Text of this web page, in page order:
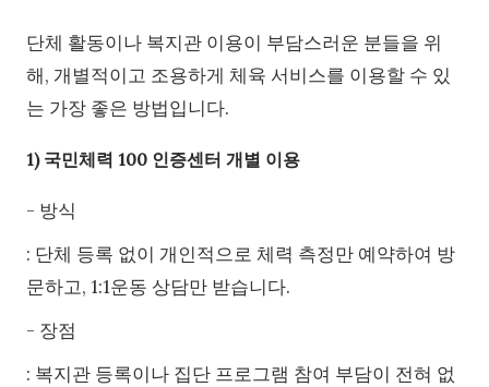
단체 활동이나 복지관 이용이 부담스러운 분들을 위
해, 개별적이고 조용하게 체육 서비스를 이용할 수 있
는 가장 좋은 방법입니다.
1) 국민체력 100 인증센터 개별 이용
- 방식
: 단체 등록 없이 개인적으로 체력 측정만 예약하여 방
문하고, 1:1운동 상담만 받습니다.
- 장점
: 복지관 등록이나 집단 프로그램 참여 부담이 전혀 없